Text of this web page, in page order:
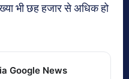
भी छह हजार से अधिक हो
Google News